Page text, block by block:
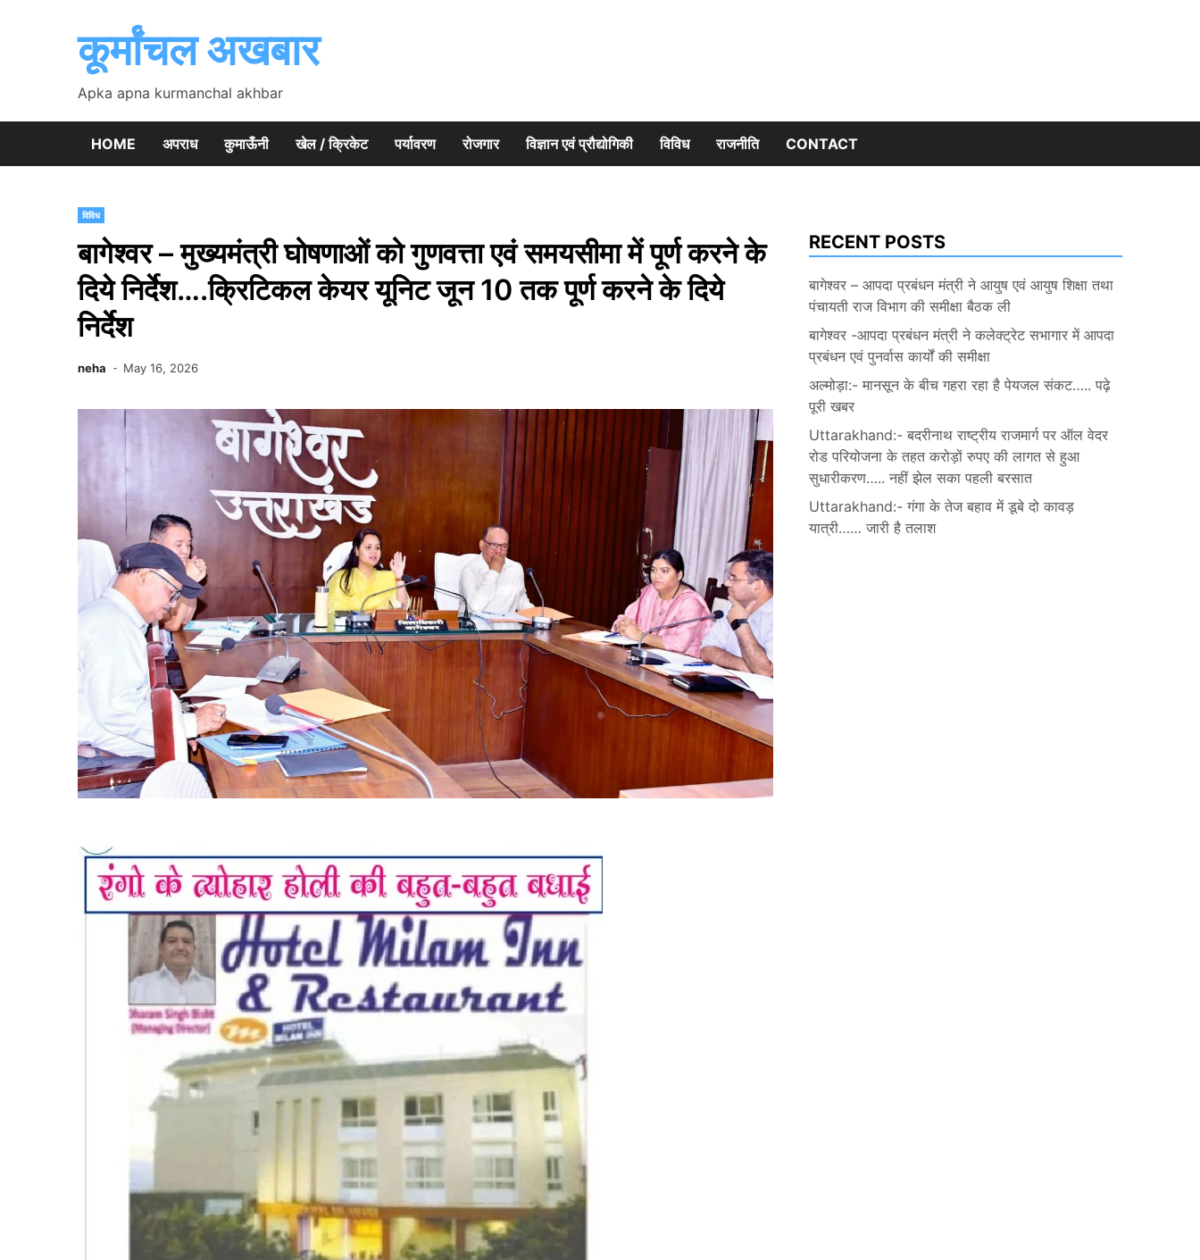
कूर्मांचल अखबार
Apka apna kurmanchal akhbar
HOME अपराध कुमाऊँनी खेल / क्रिकेट पर्यावरण रोजगार विज्ञान एवं प्रौद्योगिकी विविध राजनीति CONTACT
विविध
बागेश्वर – मुख्यमंत्री घोषणाओं को गुणवत्ता एवं समयसीमा में पूर्ण करने के
दिये निर्देश….क्रिटिकल केयर यूनिट जून 10 तक पूर्ण करने के दिये
निर्देश
neha May 16, 2026
RECENT POSTS
बागेश्वर – आपदा प्रबंधन मंत्री ने आयुष एवं आयुष शिक्षा तथा
पंचायती राज विभाग की समीक्षा बैठक ली
बागेश्वर -आपदा प्रबंधन मंत्री ने कलेक्ट्रेट सभागार में आपदा
प्रबंधन एवं पुनर्वास कार्यों की समीक्षा
अल्मोड़ा:- मानसून के बीच गहरा रहा है पेयजल संकट….. पढ़े
पूरी खबर
Uttarakhand:- बदरीनाथ राष्ट्रीय राजमार्ग पर ऑल वेदर
रोड परियोजना के तहत करोड़ों रुपए की लागत से हुआ
सुधारीकरण….. नहीं झेल सका पहली बरसात
Uttarakhand:- गंगा के तेज बहाव में डूबे दो कावड़
यात्री…… जारी है तलाश